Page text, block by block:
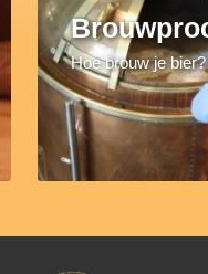
Hoe brouw je bier?